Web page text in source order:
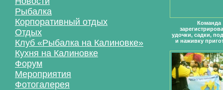
Рыбалка
Корпоративный отдых
Отдых
Клуб «Рыбалка на Калиновке»
Кухня на Калиновке
Форум
Мероприятия
Фотогалерея
Команда
удочки, садки,
и наживку